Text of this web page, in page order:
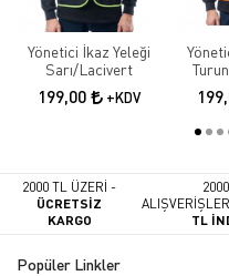
Yönetici İkaz Yeleği
Sarı/Lacivert
199,00 +KDV
2000 TL ÜZERİ -
ÜCRETSİZ
KARGO
TL
Popüler Linkler